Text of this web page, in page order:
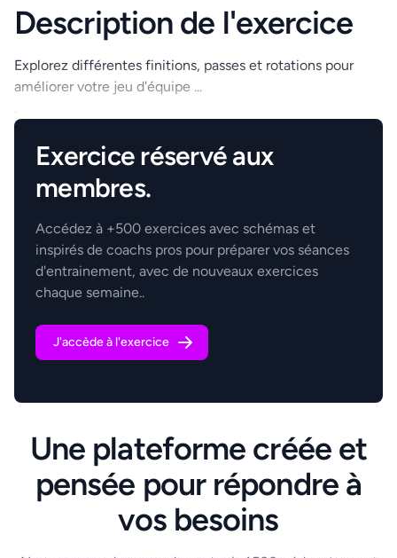
Description de l'exercice
Explorez différentes finitions, passes et rotations pour
améliorer votre jeu d'équipe ...
.
Exercice réservé aux
membres.
Accédez à +500 exercices avec schémas et
inspirés de coachs pros pour préparer vos séances
d'entrainement, avec de nouveaux exercices
chaque semaine..
J'accède à l'exercice
Une plateforme créée et
pensée pour répondre à
vos besoins